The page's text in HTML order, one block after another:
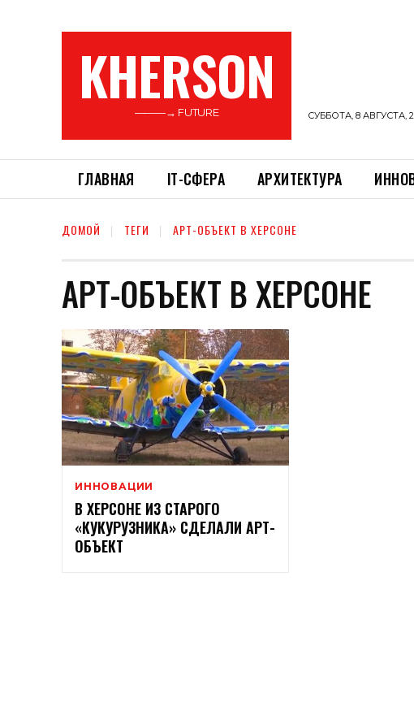
KHERSON
———→ FUTURE СУББОТА, 8 АВГУСТА,
ГЛАВНАЯ ІТ-СФЕРА АРХИТЕКТУРА
ДОМОЙ ТЕГИ АРТ-ОБЪЕКТ В ХЕРСОНЕ
АРТ-ОБЪЕКТ В ХЕРСОНЕ
ИННОВАЦИИ
В ХЕРСОНЕ ИЗ СТАРОГО
«КУКУРУЗНИКА» СДЕЛАЛИ АРТ-
ОБЪЕКТ